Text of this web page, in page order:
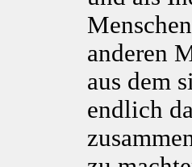
anderen
aus dem
endlich